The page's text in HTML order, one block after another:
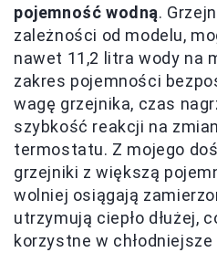
pojemność wodną.
zależności od modelu,
nawet 11,2 litra wody na
zakres pojemności
wagę grzejnika, czas
szybkość reakcji na
termostatu. Z mojego
grzejniki z większą
wolniej osiągają
utrzymują ciepło dłużej,
korzystne w chłodniejsze